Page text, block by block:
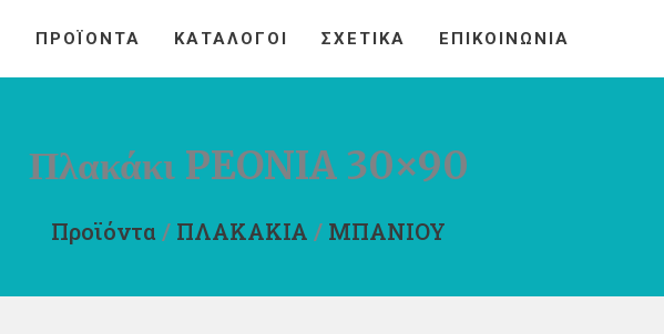
ΠΡΟΪΟΝΤΑ ΚΑΤΑΛΟΓΟΙ ΣΧΕΤΙΚΑ ΕΠΙΚΟΙΝΩΝΙΑ
Πλακάκι PEONIA 30×90
Προϊόντα / ΠΛΑΚΑΚΙΑ / ΜΠΑΝΙΟΥ